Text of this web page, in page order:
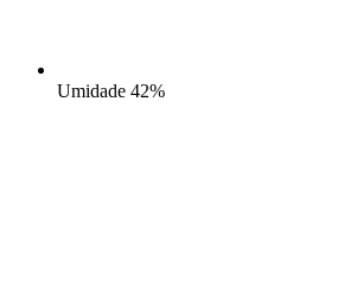
Umidade 42%